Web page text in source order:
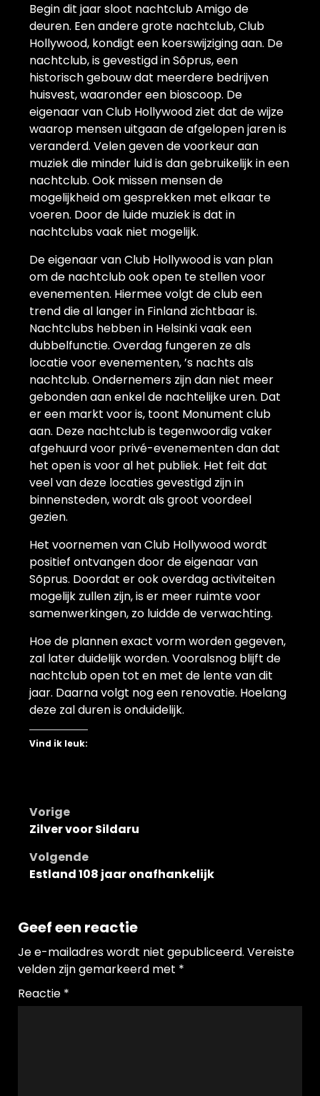
Begin dit jaar sloot nachtclub Amigo de
deuren. Een andere grote nachtclub, Club
Hollywood, kondigt een koerswijziging aan. De
nachtclub, is gevestigd in Sõprus, een
historisch gebouw dat meerdere bedrijven
huisvest, waaronder een bioscoop. De
eigenaar van Club Hollywood ziet dat de wijze
waarop mensen uitgaan de afgelopen jaren is
veranderd. Velen geven de voorkeur aan
muziek die minder luid is dan gebruikelijk in een
nachtclub. Ook missen mensen de
mogelijkheid om gesprekken met elkaar te
voeren. Door de luide muziek is dat in
nachtclubs vaak niet mogelijk.
De eigenaar van Club Hollywood is van plan
om de nachtclub ook open te stellen voor
evenementen. Hiermee volgt de club een
trend die al langer in Finland zichtbaar is.
Nachtclubs hebben in Helsinki vaak een
dubbelfunctie. Overdag fungeren ze als
locatie voor evenementen, ’s nachts als
nachtclub. Ondernemers zijn dan niet meer
gebonden aan enkel de nachtelijke uren. Dat
er een markt voor is, toont Monument club
aan. Deze nachtclub is tegenwoordig vaker
afgehuurd voor privé-evenementen dan dat
het open is voor al het publiek. Het feit dat
veel van deze locaties gevestigd zijn in
binnensteden, wordt als groot voordeel
gezien.
Het voornemen van Club Hollywood wordt
positief ontvangen door de eigenaar van
Sõprus. Doordat er ook overdag activiteiten
mogelijk zullen zijn, is er meer ruimte voor
samenwerkingen, zo luidde de verwachting.
Hoe de plannen exact vorm worden gegeven,
zal later duidelijk worden. Vooralsnog blijft de
nachtclub open tot en met de lente van dit
jaar. Daarna volgt nog een renovatie. Hoelang
deze zal duren is onduidelijk.
Vind ik leuk:
Bericht
navigatie
Vorige
Zilver voor Sildaru
Volgende
Estland 108 jaar onafhankelijk
Geef een reactie
Je e-mailadres wordt niet gepubliceerd. Vereiste
velden zijn gemarkeerd met *
Reactie *